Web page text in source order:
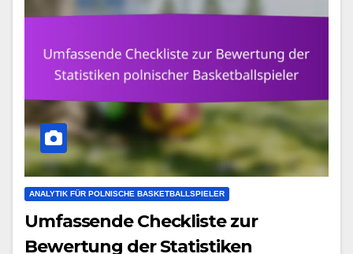
ANALYTIK FÜR POLNISCHE BASKETBALLSPIELER
Umfassende Checkliste zur
Bewertung der Statistiken